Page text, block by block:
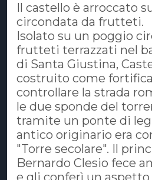
Il castello è arroccato
circondata da frutteti.
Isolato su un poggio
frutteti terrazzati nel
di Santa Giustina,
costruito come
controllare la strada
le due sponde del
tramite un ponte di
antico originario era
"Torre secolare". Il
Bernardo Clesio fece
e gli conferì un